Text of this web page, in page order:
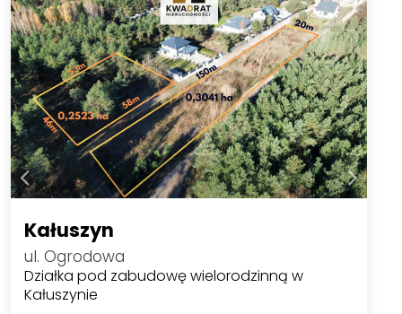
Kałuszyn
ul. Ogrodowa
Działka pod zabudowę wielorodzinną w
Kałuszynie